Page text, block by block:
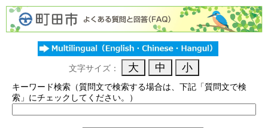
文字サイズ：
キーワード検索（質問文で検索する場合は、下記「質問文で検
索」にチェックしてください。）